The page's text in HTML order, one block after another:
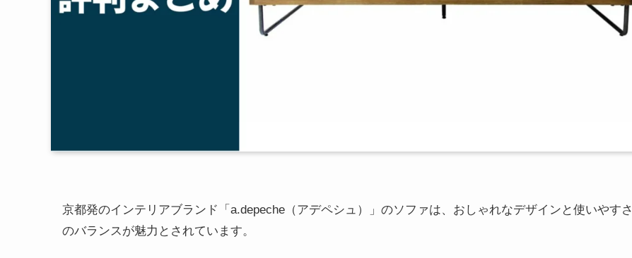
京都発のインテリアブランド「a.depeche（アデペシュ）」のソファは、おしゃれなデザインと使いやすさ
のバランスが魅力とされています。